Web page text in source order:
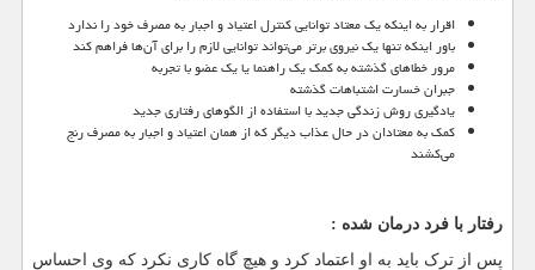
اقرار به اینکه یک معتاد توانایی کنترل اعتیاد و اجبار به مصرف خود را ندارد
باور اینکه تنها یک نیروی برتر می‌تواند توانایی لازم را برای آن‌ها فراهم کند
مرور خطاهای گذشته به کمک یک راهنما یا یک عضو با تجربه
جبران خسارت اشتباهات گذشته
یادگیری روش زندگی جدید با استفاده از الگوهای رفتاری جدید
کمک به معتادان در حال عذاب دیگر که از همان اعتیاد و اجبار به مصرف رنج
می‌کشند
رفتار با فرد درمان شده :
پس از ترک باید به او اعتماد کرد و هیچ گاه کاری نکرد که وی احساس